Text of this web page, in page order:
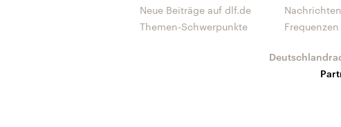
Neue Beiträge auf dlf.de
Themen-Schwerpunkte
Frequenzen